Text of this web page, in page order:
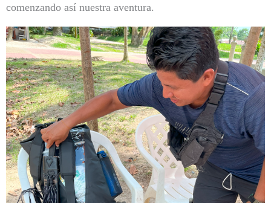
comenzando así nuestra aventura.